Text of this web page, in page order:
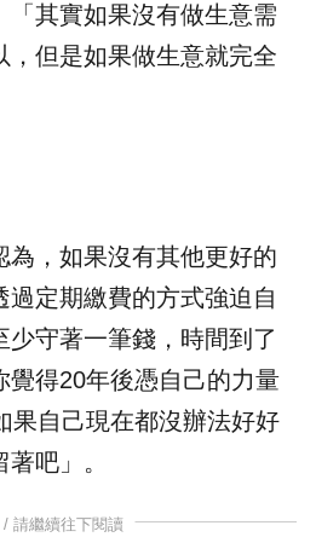
「其實如果沒有做生意需
，但是如果做生意就完全
為，如果沒有其他更好的
定期繳費的方式強迫自
少守著一筆錢，時間到了
覺得20年後憑自己的力量
果自己現在都沒辦法好好
吧」。
/ 請繼續往下閱讀